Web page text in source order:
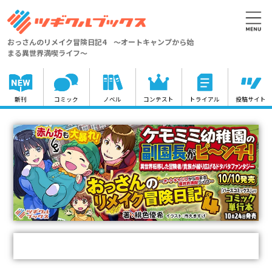
おっさんのリメイク冒険日記4 ～オートキャンプから始
まる異世界満喫ライフ～
新刊 コミック ノベル コンテスト トライアル 投稿サイト